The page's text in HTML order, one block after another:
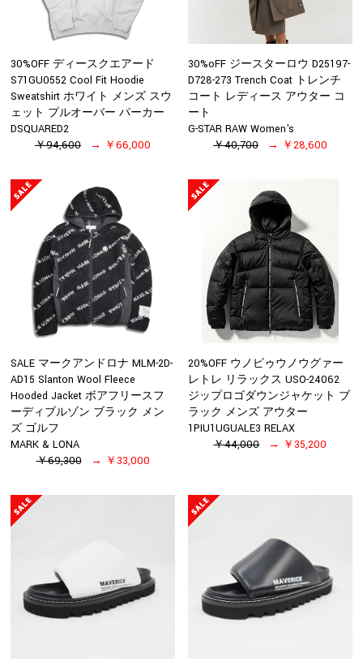
30%OFF ディースクエアード
S71GU0552 Cool Fit Hoodie
Sweatshirt ホワイト メンズ スウ
ェット プルオーバー パーカー
DSQUARED2
￥94,600
￥66,000
30%oFF ジースターロウ D25197-
D728-273 Trench Coat トレンチ
コート レディース アウター コ
ート
G-STAR RAW Women's
￥40,700
￥28,600
SALE マークアンドロナ MLM-2D-
AD15 Slanton Wool Fleece
Hooded Jacket ボアフリースフ
ーディブルゾン ブラック メン
ズ ゴルフ
MARK & LONA
￥69,300
￥33,000
20%OFF ウノピゥウノウグァー
レトレ リラックス USO-24062
ジップロゴダウンジャケット ブ
ラック メンズ アウター
1PIU1UGUALE3 RELAX
￥44,000
￥35,200